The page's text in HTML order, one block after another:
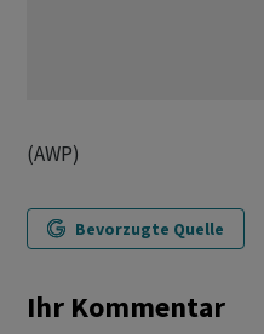
(AWP)
Bevorzugte Quelle
Ihr Kommentar